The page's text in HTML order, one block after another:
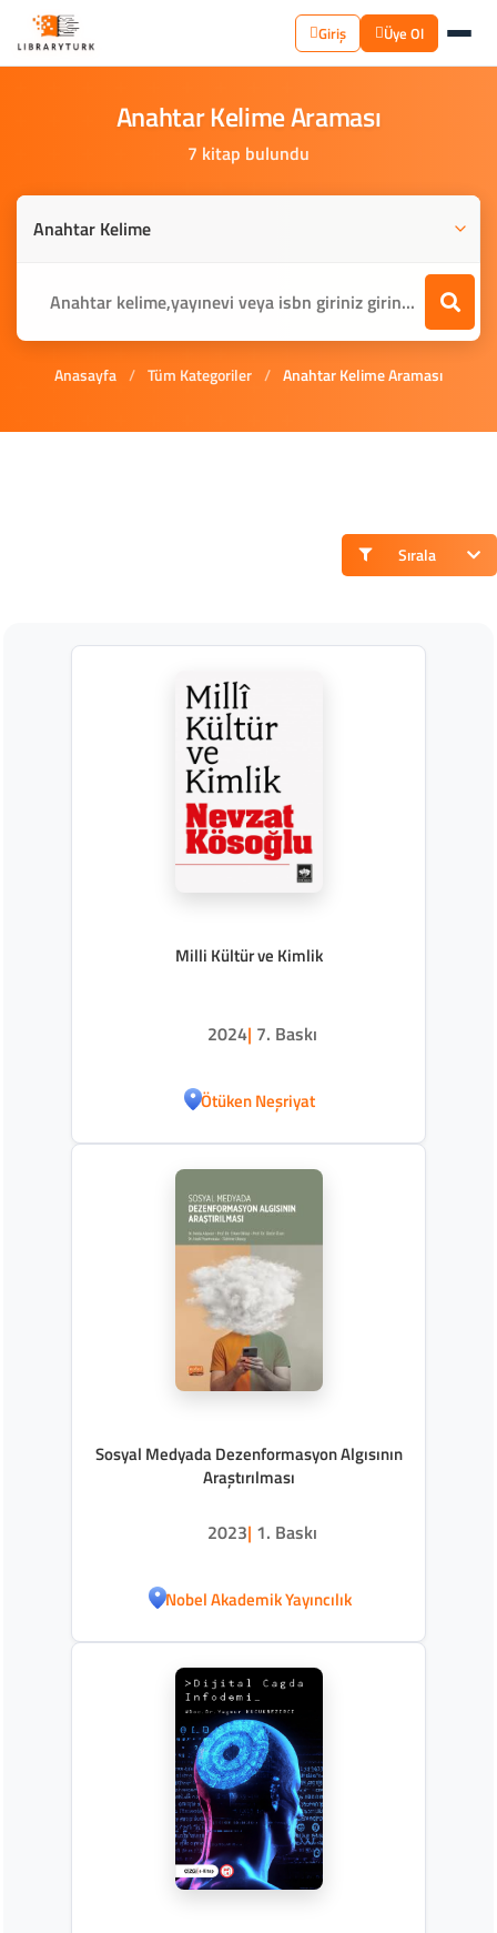
Giriş Üye Ol
AnahtarKelimeAraması
7 kitap bulundu
Anasayfa / Tüm Kategoriler / Anahtar Kelime Araması
Sırala
Milli Kültür ve Kimlik
2024| 7. Baskı
Ötüken Neşriyat
Sosyal Medyada Dezenformasyon Algısının
Araştırılması
2023| 1. Baskı
Nobel Akademik Yayıncılık